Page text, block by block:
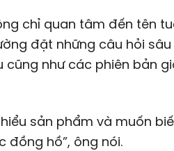
chỉ quan tâm đến tên
đặt những câu hỏi sâu
cũng như các phiên bản
sản phẩm và muốn
đồng hồ”, ông nói.